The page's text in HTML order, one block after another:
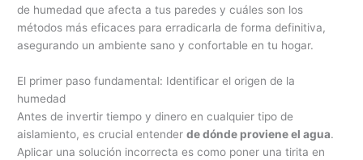
de humedad que afecta a tus paredes y cuáles son los
métodos más eficaces para erradicarla de forma definitiva,
asegurando un ambiente sano y confortable en tu hogar.
El primer paso fundamental: Identificar el origen de la
humedad
Antes de invertir tiempo y dinero en cualquier tipo de
aislamiento, es crucial entenderde dónde proviene el agua.
Aplicar una solución incorrecta es como poner una tirita en